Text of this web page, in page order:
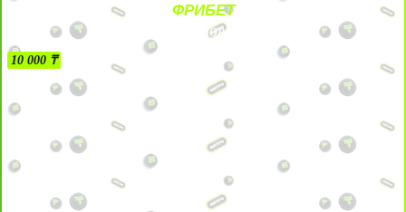
ФРИБЕТ
БЕЗ УСЛОВИЙ
10 000 ₸